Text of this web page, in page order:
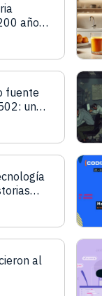
años
fuente
un
de
al